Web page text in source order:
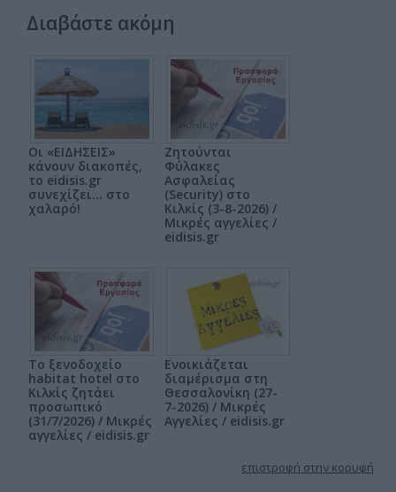
Διαβάστε ακόμη
Οι «ΕΙΔΗΣΕΙΣ»
κάνουν διακοπές,
το eidisis.gr
συνεχίζει… στο
χαλαρό!
Ζητούνται
Φύλακες
Ασφαλείας
(Security) στο
Κιλκίς (3-8-2026) /
Μικρές αγγελίες /
eidisis.gr
Το ξενοδοχείο
habitat hotel στο
Κιλκίς ζητάει
προσωπικό
(31/7/2026) / Μικρές
αγγελίες / eidisis.gr
Ενοικιάζεται
διαμέρισμα στη
Θεσσαλονίκη (27-
7-2026) / Μικρές
Αγγελίες / eidisis.gr
επιστροφή στην κορυφή